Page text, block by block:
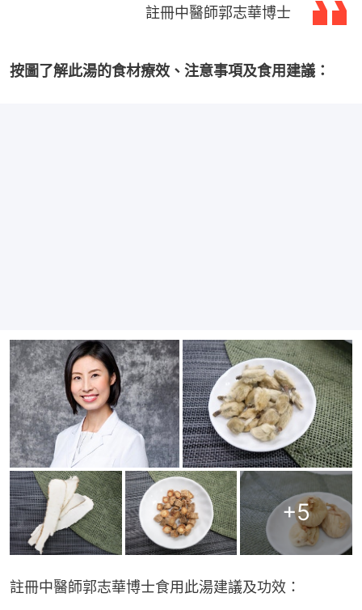
註冊中醫師郭志華博士
按圖了解此湯的食材療效、注意事項及食用建議：
+5
註冊中醫師郭志華博士食用此湯建議及功效：